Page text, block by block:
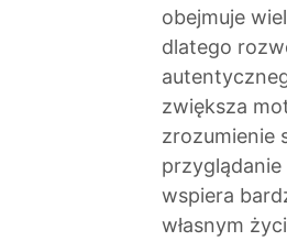
obejmuje
dlatego
zwiększa
zrozumienie
wspiera
własnym